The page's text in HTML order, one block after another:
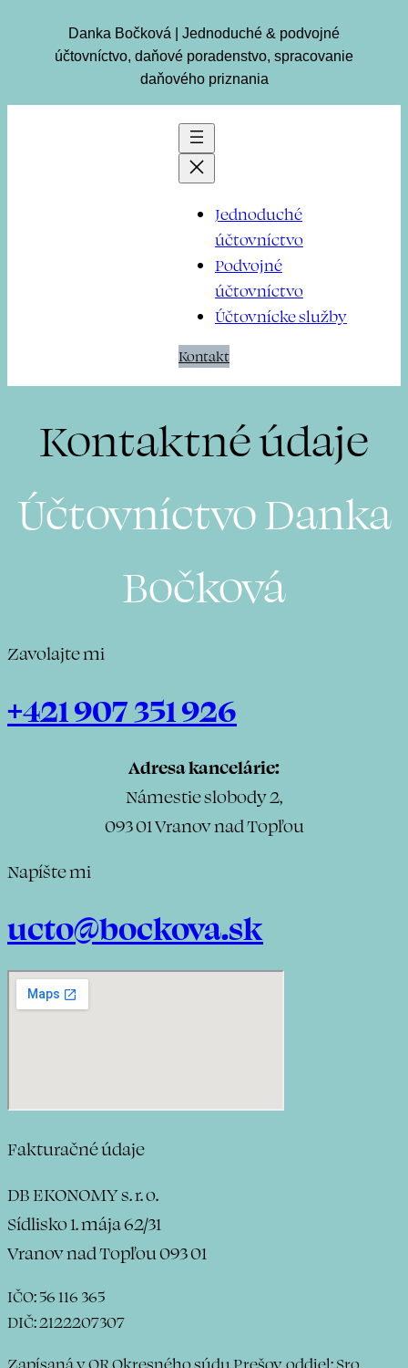
Danka Bočková | Jednoduché & podvojné
účtovníctvo, daňové poradenstvo, spracovanie
daňového priznania
Jednoduché
účtovníctvo
Podvojné
účtovníctvo
Účtovnícke služby
Kontakt
Kontaktné údaje
Účtovníctvo Danka
Bočková
Zavolajte mi
+421 907 351 926
Adresa kancelárie:
Námestie slobody 2,
093 01 Vranov nad Topľou
Napíšte mi
ucto@bockova.sk
Fakturačné údaje
DB EKONOMY s. r. o.
Sídlisko 1. mája62/31
Vranov nad Topľou 093 01
IČO: 56 116 365
DIČ: 2122207307
Zapísaná v OR Okresného súdu Prešov, oddiel: Sro,